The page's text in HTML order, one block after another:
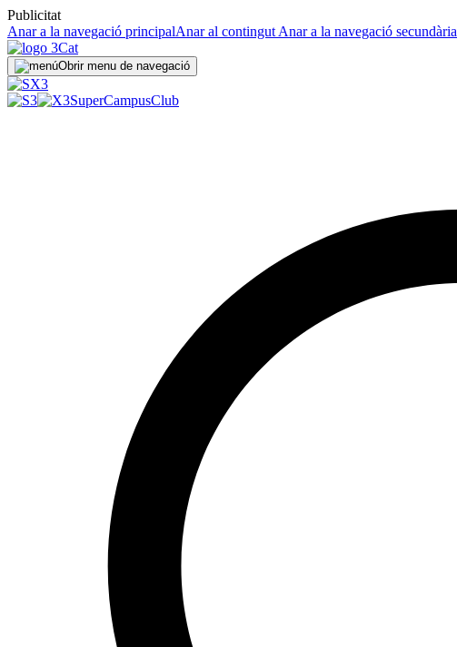
Publicitat
Anar a la navegació principalAnar al contingut Anar a la navegació secundària
Obrir menu de navegació
SuperCampusClub